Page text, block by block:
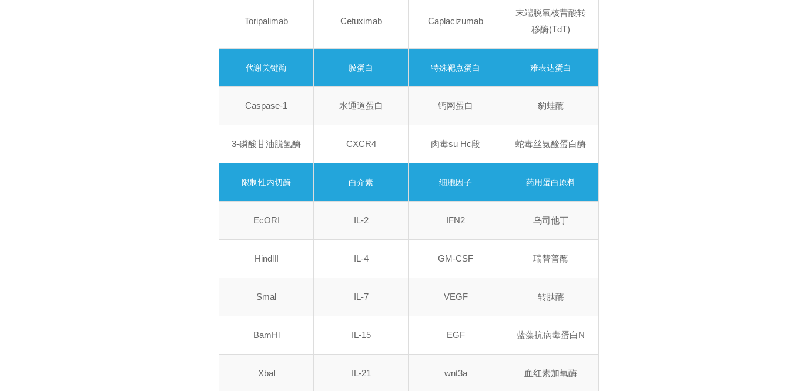
Toripalimab Cetuximab Caplacizumab
末端脱氧核昔酸转
移酶(TdT)
代谢关键酶 膜蛋白 特殊靶点蛋白 难表达蛋白
Caspase-1 水通道蛋白 钙网蛋白 豹蛙酶
3-磷酸甘油脱氢酶 CXCR4 肉毒su Hc段 蛇毒丝氨酸蛋白酶
限制性内切酶 白介素 细胞因子 药用蛋白原料
EcORI IL-2 IFN2 乌司他丁
HindlII IL-4 GM-CSF 瑞替普酶
Smal IL-7 VEGF 转肽酶
BamHl IL-15 EGF 蓝藻抗病毒蛋白N
Xbal IL-21 wnt3a 血红素加氧酶